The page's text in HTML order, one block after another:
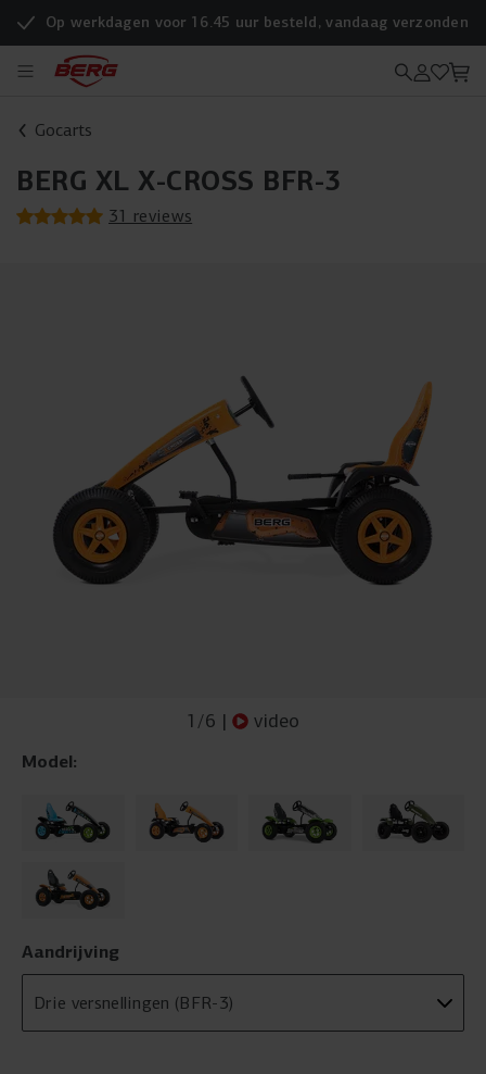
Op werkdagen voor 16.45 uur besteld, vandaag verzonden
Gocarts
BERG XL X-CROSS BFR-3
31 reviews
1 /6 | video
Model:
Aandrijving